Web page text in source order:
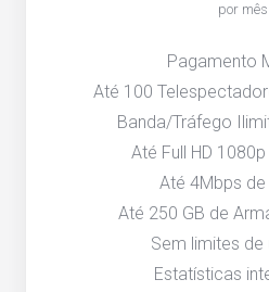
por mês
Pagamento
Até 100
Banda/Tráfego
Até Full HD
Até 4Mbps de
Até 250 GB de
Sem limites de
Estatísticas